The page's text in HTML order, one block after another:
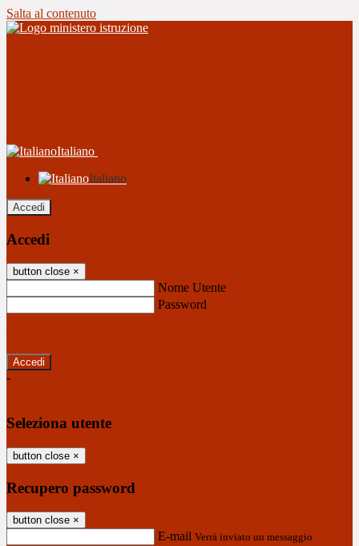
Salta al contenuto
Italiano
Italiano
Accedi
Accedi
button close ×
Nome Utente
Password
-
Seleziona utente
button close ×
Recupero password
button close ×
E-mail Verrà inviato un messaggio